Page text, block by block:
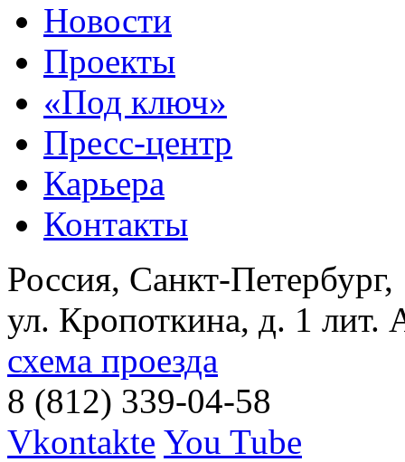
Новости
Проекты
«Под ключ»
Пресс-центр
Карьера
Контакты
Россия, Санкт-Петербург,
ул. Кропоткина, д. 1 лит.
схема проезда
8 (812) 339-04-58
Vkontakte You Tube